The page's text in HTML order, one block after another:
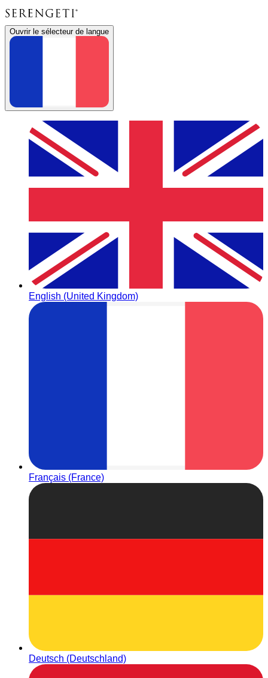
Ouvrir le sélecteur de langue
English (United Kingdom)
Français (France)
Deutsch (Deutschland)